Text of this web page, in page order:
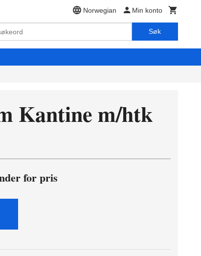
Norwegian Min konto
Søk
Kantine m/htk
for pris